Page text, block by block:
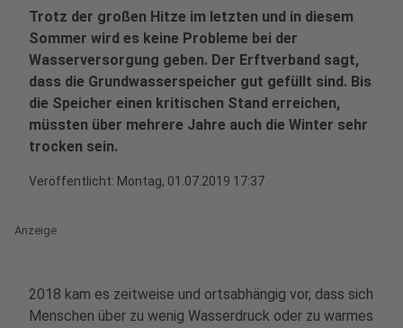
Trotz der großen Hitze im letzten und in diesem
Sommer wird es keine Probleme bei der
Wasserversorgung geben. Der Erftverband sagt,
dass die Grundwasserspeicher gut gefüllt sind. Bis
die Speicher einen kritischen Stand erreichen,
müssten über mehrere Jahre auch die Winter sehr
trocken sein.
Veröffentlicht: Montag, 01.07.2019 17:37
Anzeige
2018 kam es zeitweise und ortsabhängig vor, dass sich
Menschen über zu wenig Wasserdruck oder zu warmes